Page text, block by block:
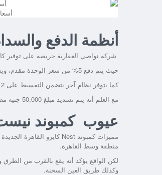
أنظمة الدفع
شركة نواصي العقارية حريصة على توفير
حيث يتم دفع 5% من سعر الوحدة مقدم، ويسدد الباقي على فترة تصل إلى 8 سنوات بدون فوائد.
كما يتوفر نظام آخر يتضمن التقسيط على 12 سنة بدون مقدم، ويتم تسليم الوحدات كاملة التشطيبات خلال 4 سنوات.
مع العلم أنه يتم تسديد مبلغ 50,000 جنيه مصري جدية حجز الوحدات في
عيوب كمبوند
مميزات كمبوند Nest كايرو القاهرة الجديدة
منطقة وسط القاهرة.
لكن الواقع يؤكد أنه يقع بالقرب من
وكذلك طريق العين السخنة.